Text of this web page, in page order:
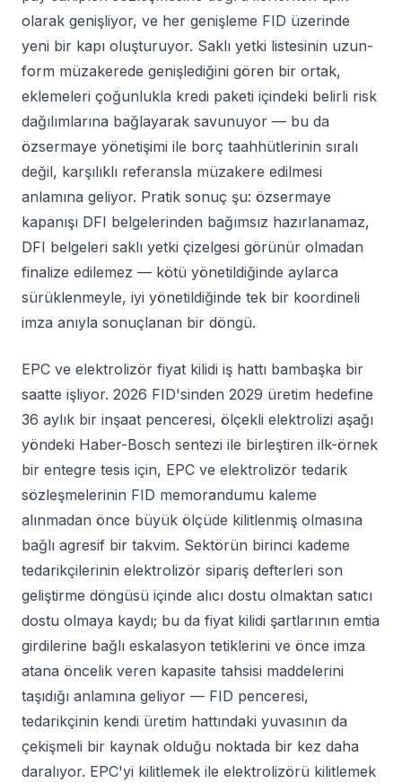
olarak genişliyor, ve her genişleme FID üzerinde
yeni bir kapı oluşturuyor. Saklı yetki listesinin uzun-
form müzakerede genişlediğini gören bir ortak,
eklemeleri çoğunlukla kredi paketi içindeki belirli risk
dağılımlarına bağlayarak savunuyor — bu da
özsermaye yönetişimi ile borç taahhütlerinin sıralı
değil, karşılıklı referansla müzakere edilmesi
anlamına geliyor. Pratik sonuç şu: özsermaye
kapanışı DFI belgelerinden bağımsız hazırlanamaz,
DFI belgeleri saklı yetki çizelgesi görünür olmadan
finalize edilemez — kötü yönetildiğinde aylarca
sürüklenmeyle, iyi yönetildiğinde tek bir koordineli
imza anıyla sonuçlanan bir döngü.
EPC ve elektrolizör fiyat kilidi iş hattı bambaşka bir
saatte işliyor. 2026 FID'sinden 2029 üretim hedefine
36 aylık bir inşaat penceresi, ölçekli elektrolizi aşağı
yöndeki Haber-Bosch sentezi ile birleştiren ilk-örnek
bir entegre tesis için, EPC ve elektrolizör tedarik
sözleşmelerinin FID memorandumu kaleme
alınmadan önce büyük ölçüde kilitlenmiş olmasına
bağlı agresif bir takvim. Sektörün birinci kademe
tedarikçilerinin elektrolizör sipariş defterleri son
geliştirme döngüsü içinde alıcı dostu olmaktan satıcı
dostu olmaya kaydı; bu da fiyat kilidi şartlarının emtia
girdilerine bağlı eskalasyon tetiklerini ve önce imza
atana öncelik veren kapasite tahsisi maddelerini
taşıdığı anlamına geliyor — FID penceresi,
tedarikçinin kendi üretim hattındaki yuvasının da
çekişmeli bir kaynak olduğu noktada bir kez daha
daralıyor. EPC'yi kilitlemek ile elektrolizörü kilitlemek